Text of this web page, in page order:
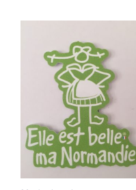
AJOUTER À LA LISTE D'ENVIE